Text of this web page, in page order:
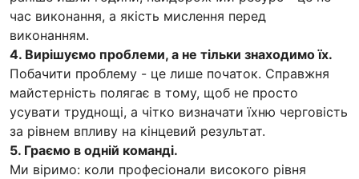
час виконання, а якість мислення перед
виконанням.
4. Вирішуємо проблеми, а не тільки знаходимо їх.
Побачити проблему - це лише початок. Справжня
майстерність полягає в тому, щоб не просто
усувати труднощі, а чітко визначати їхню черговість
за рівнем впливу на кінцевий результат.
5. Граємо в одній команді.
Ми віримо: коли професіонали високого рівня